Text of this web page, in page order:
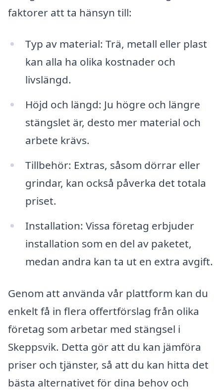
faktorer att ta hänsyn till:
Typ av material: Trä, metall eller plast
kan alla ha olika kostnader och
livslängd.
Höjd och längd: Ju högre och längre
stängslet är, desto mer material och
arbete krävs.
Tillbehör: Extras, såsom dörrar eller
grindar, kan också påverka det totala
priset.
Installation: Vissa företag erbjuder
installation som en del av paketet,
medan andra kan ta ut en extra avgift.
Genom att använda vår plattform kan du
enkelt få in flera offertförslag från olika
företag som arbetar med stängsel i
Skeppsvik. Detta gör att du kan jämföra
priser och tjänster, så att du kan hitta det
bästa alternativet för dina behov och